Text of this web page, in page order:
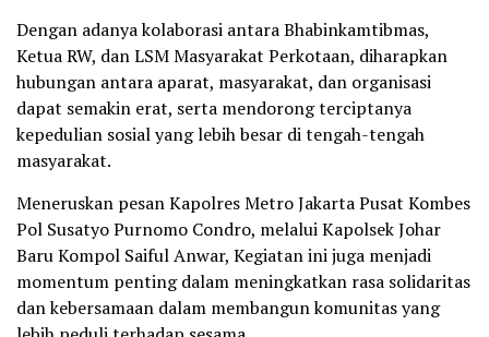
Dengan adanya kolaborasi antara Bhabinkamtibmas,
Ketua RW, dan LSM Masyarakat Perkotaan, diharapkan
hubungan antara aparat, masyarakat, dan organisasi
dapat semakin erat, serta mendorong terciptanya
kepedulian sosial yang lebih besar di tengah-tengah
masyarakat.
Meneruskan pesan Kapolres Metro Jakarta Pusat Kombes
Pol Susatyo Purnomo Condro, melalui Kapolsek Johar
Baru Kompol Saiful Anwar, Kegiatan ini juga menjadi
momentum penting dalam meningkatkan rasa solidaritas
dan kebersamaan dalam membangun komunitas yang